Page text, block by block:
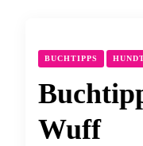
BUCHTIPPS
Wuff